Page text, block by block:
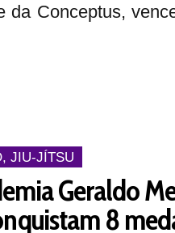
da Conceptus,
, JIU-JÍTSU
Geraldo
8